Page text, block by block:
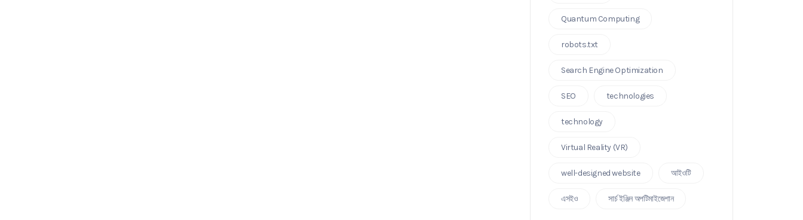
Quantum Computing
robots.txt
Search Engine Optimization
SEO technologies
technology
Virtual Reality (VR)
well-designed website আইওটি
এসইও সার্চ ইঞ্জিন অপটিমাইজেশান